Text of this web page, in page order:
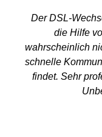
Der DSL-
die Hilfe
wahrscheinlich
schnelle
findet. Sehr